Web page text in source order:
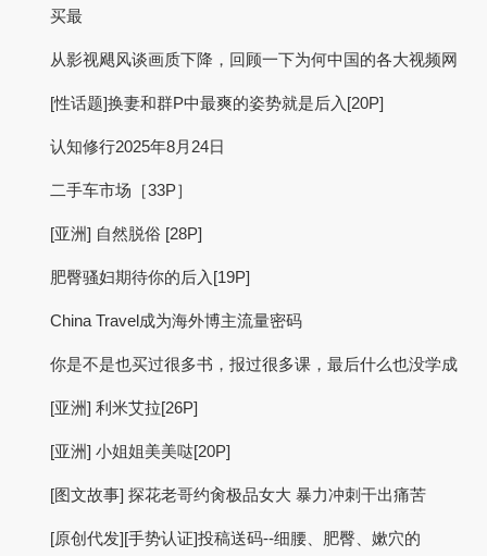
买最
从影视飓风谈画质下降，回顾一下为何中国的各大视频网
[性话题]换妻和群P中最爽的姿势就是后入[20P]
认知修行2025年8月24日
二手车市场［33P］
[亚洲] 自然脱俗 [28P]
肥臀骚妇期待你的后入[19P]
China Travel成为海外博主流量密码
你是不是也买过很多书，报过很多课，最后什么也没学成
[亚洲] 利米艾拉[26P]
[亚洲] 小姐姐美美哒[20P]
[图文故事] 探花老哥约肏极品女大 暴力冲刺干出痛苦
[原创代发][手势认证]投稿送码--细腰、肥臀、嫰穴的